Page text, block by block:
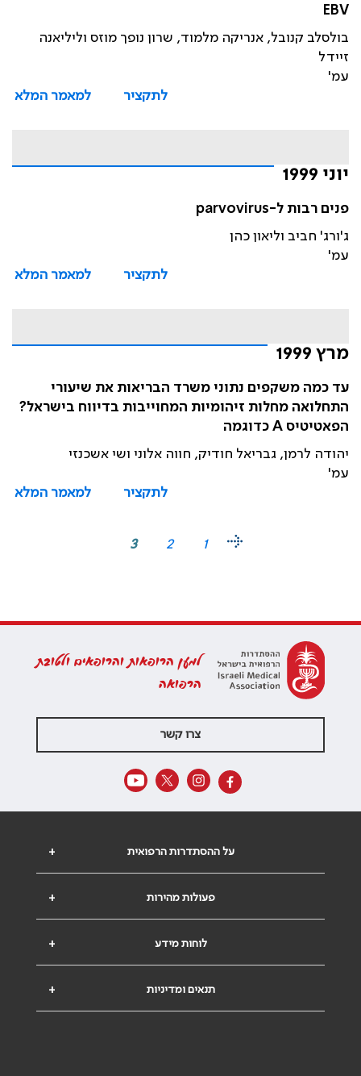
EBV
בולסלב קנובל, אנריקה מלמוד, שרון נופך מוזס וליליאנה
זיידל
עמ'
לתקציר
למאמר המלא
יוני 1999
פנים רבות ל-parvovirus
ג'ורג' חביב וליאון כהן
עמ'
לתקציר
למאמר המלא
מרץ 1999
עד כמה משקפים נתוני משרד הבריאות את שיעורי
התחלואה מחלות זיהומיות המחוייבות בדיווח בישראל?
הפאטיטיס A כדוגמה
יהודה לרמן, גבריאל חודיק, חווה אלוני ושי אשכנזי
עמ'
לתקציר
למאמר המלא
1
2
3
למען הרופאות והרופאים ולטובת
הרפואה
צרו קשר
+ על ההסתדרות הרפואית
+ פעולות מהירות
+ לוחות מידע
+ תנאים ומדיניות